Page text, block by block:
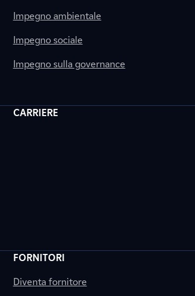
Impegno ambientale
Impegno sociale
Impegno sulla governance
CARRIERE
FORNITORI
Diventa fornitore